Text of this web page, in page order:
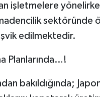
işletmelere
sektöründe
edilmektedir.
Planlarında…!
bakıldığında;